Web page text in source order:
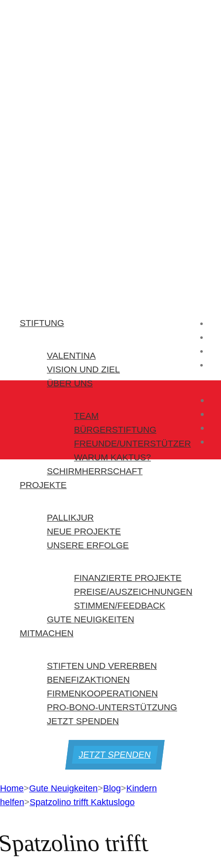
STIFTUNG
VALENTINA
VISION UND ZIEL
ÜBER UNS
TEAM
BÜRGERSTIFTUNG
FREUNDE/UNTERSTÜTZER
WARUM KAKTUS?
SCHIRMHERRSCHAFT
PROJEKTE
PALLIKJUR
NEUE PROJEKTE
UNSERE ERFOLGE
FINANZIERTE PROJEKTE
PREISE/AUSZEICHNUNGEN
STIMMEN/FEEDBACK
GUTE NEUIGKEITEN
MITMACHEN
STIFTEN UND VERERBEN
BENEFIZAKTIONEN
FIRMENKOOPERATIONEN
PRO-BONO-UNTERSTÜTZUNG
JETZT SPENDEN
JETZT SPENDEN
Home>Gute Neuigkeiten>Blog>Kindern
helfen>Spatzolino trifft Kaktuslogo
trifft